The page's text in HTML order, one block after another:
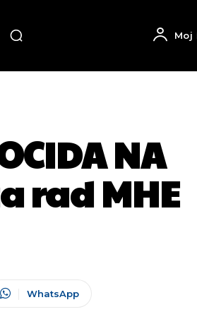
Moj
NA
rad MHE
WhatsApp